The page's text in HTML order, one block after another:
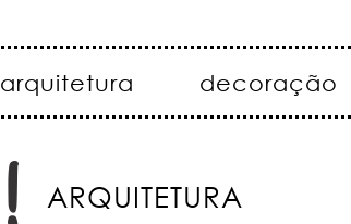
arquitetura decoração
ARQUITETURA